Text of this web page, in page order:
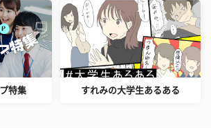
特集 すれみの大学生あるある